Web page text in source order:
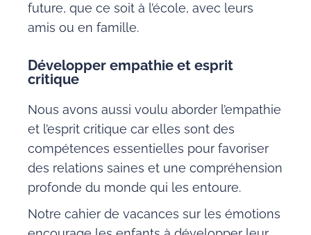
future, que ce soit à l’école, avec leurs
amis ou en famille.
Développer empathie et esprit
critique
Nous avons aussi voulu aborder l’empathie
et l’esprit critique car elles sont des
compétences essentielles pour favoriser
des relations saines et une compréhension
profonde du monde qui les entoure.
Notre cahier de vacances sur les émotions